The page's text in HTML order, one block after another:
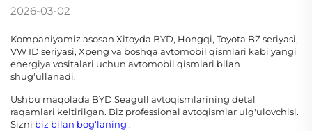
2026-03-02
Kompaniyamiz asosan Xitoyda BYD, Hongqi, Toyota BZ seriyasi,
VW ID seriyasi, Xpeng va boshqa avtomobil qismlari kabi yangi
energiya vositalari uchun avtomobil qismlari bilan
shug'ullanadi.
Ushbu maqolada BYD Seagull avtoqismlarining detal
raqamlari keltirilgan. Biz professional avtoqismlar ulg'ulovchisi.
Sizni biz bilan bog‘laning .